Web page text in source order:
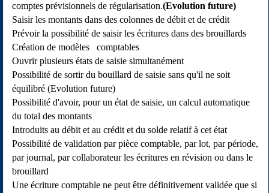
comptes prévisionnels de régularisation.(Evolution future)
Saisir les montants dans des colonnes de débit et de crédit
Prévoir la possibilité de saisir les écritures dans des brouillards
Création de modèles comptables
Ouvrir plusieurs états de saisie simultanément
Possibilité de sortir du bouillard de saisie sans qu'il ne soit
équilibré (Evolution future)
Possibilité d'avoir, pour un état de saisie, un calcul automatique
du total des montants
Introduits au débit et au crédit et du solde relatif à cet état
Possibilité de validation par pièce comptable, par lot, par période,
par journal, par collaborateur les écritures en révision ou dans le
brouillard
Une écriture comptable ne peut être définitivement validée que si